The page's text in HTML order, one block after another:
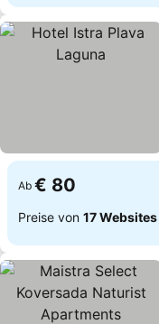
Ab € 80
Preise von 17 Websites